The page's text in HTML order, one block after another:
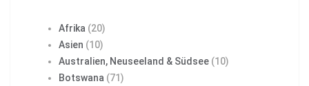
Afrika (20)
Asien (10)
Australien, Neuseeland & Südsee (10)
Botswana (71)